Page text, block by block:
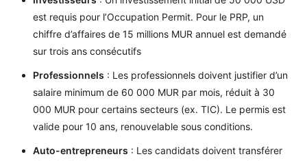
est requis pour l’Occupation Permit. Pour le PRP, un
chiffre d’affaires de 15 millions MUR annuel est demandé
sur trois ans consécutifs​
Professionnels : Les professionnels doivent justifier d’un
salaire minimum de 60 000 MUR par mois, réduit à 30
000 MUR pour certains secteurs (ex. TIC). Le permis est
valide pour 10 ans, renouvelable sous conditions.
Auto-entrepreneurs : Les candidats doivent transférer